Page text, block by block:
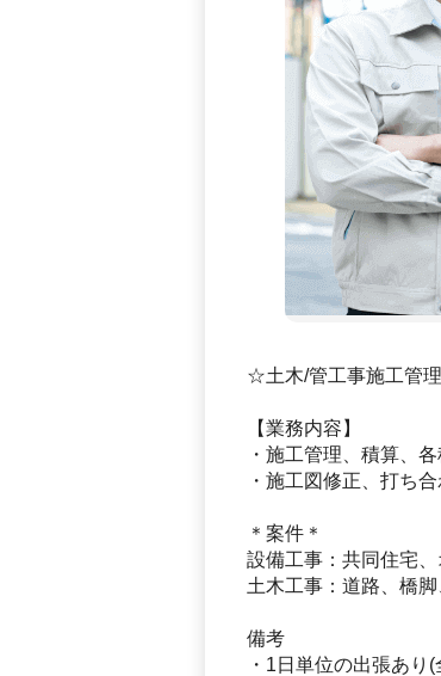
☆土木/管工事施工管
【業務内容】
・施工管理、積算、
・施工図修正、打ち
＊案件＊
設備工事：共同住宅
土木工事：道路、橋
備考
・1日単位の出張あり